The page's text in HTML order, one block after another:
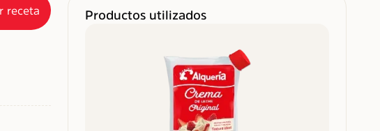
receta Productos utilizados